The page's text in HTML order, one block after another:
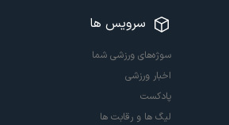
سرویس ها
سوژه‌های ورزشی شما
اخبار ورزشی
پادکست
لیگ ها و رقابت ها